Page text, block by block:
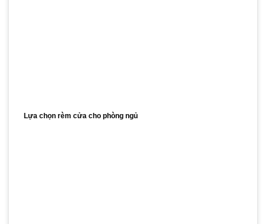
Lựa chọn rèm cửa cho phòng ngủ